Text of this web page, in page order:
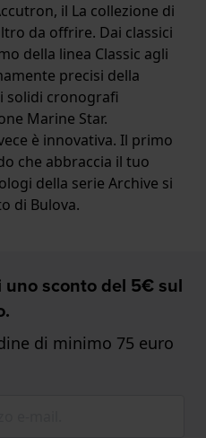
il La collezione di
da offrire. Dai classici
della linea Classic agli
precisi della
solidi cronografi
Marine Star.
è innovativa. Il primo
che abbraccia il tuo
della serie Archive si
di Bulova.
uno sconto del 5€ sul
di minimo 75 euro